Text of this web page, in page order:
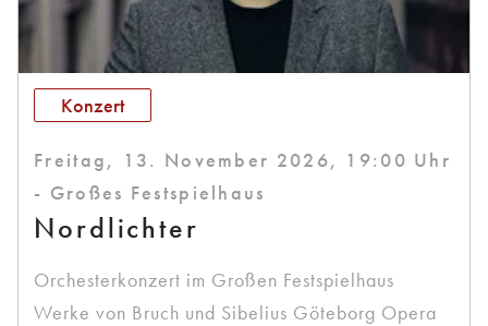
Konzert
Freitag, 13. November 2026, 19:00 Uhr
- Großes Festspielhaus
Nordlichter
Orchesterkonzert im Großen Festspielhaus
Werke von Bruch und Sibelius Göteborg Opera